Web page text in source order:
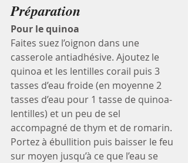
Préparation
Pour le quinoa
Faites suez l’oignon dans une
casserole antiadhésive. Ajoutez le
quinoa et les lentilles corail puis 3
tasses d’eau froide (en moyenne 2
tasses d’eau pour 1 tasse de quinoa-
lentilles) et un peu de sel
accompagné de thym et de romarin.
Portez à ébullition puis baisser le feu
sur moyen jusqu’à ce que l’eau se